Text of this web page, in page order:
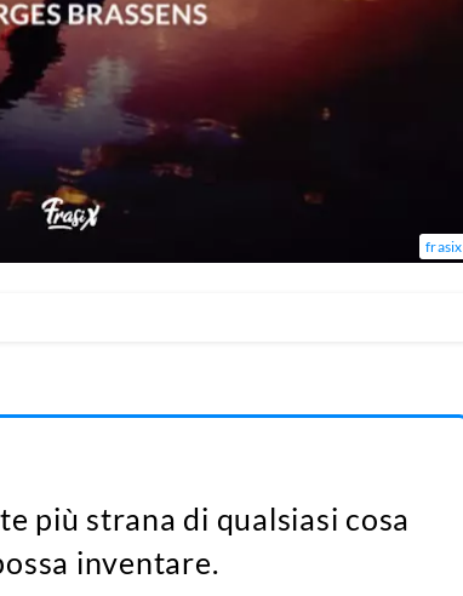
frasix
più strana di qualsiasi cosa
inventare.